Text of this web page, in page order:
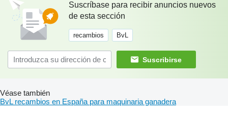
Suscríbase para recibir anuncios nuevos
de esta sección
recambios BvL
Suscribirse
Véase también
BvL recambios en España para maquinaria ganadera